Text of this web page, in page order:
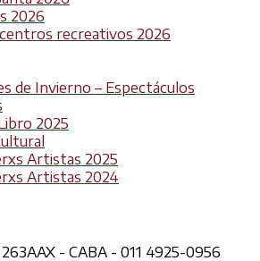
2026
recreativos 2026
de Invierno – Espectáculos
2025
Artistas 2025
Artistas 2024
- CABA - 011 4925-0956